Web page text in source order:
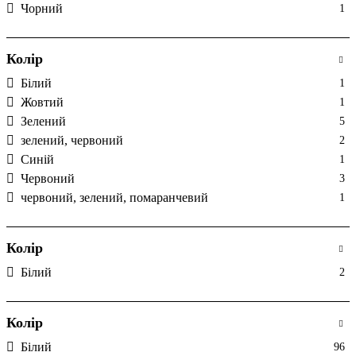
310 х 427 х 151 1
310 х 552 х 151 1
310 х 677 х 151 1
335 х 615 х 90
348 х 505 х 95
348 х 630 х 95
348 х 755 х 95 1
348 х 880 х 94,5 2
352 х 293 х 98 2
352 х 418 х 98 2
352 х 543 х 98 2
Чорний 1
Колір
Білий 1
Жовтий 1
Зелений 5
зелений, червоний 2
Синій 1
Червоний 3
червоний, зелений, помаранчевий 1
Колір
Білий 2
Колір
Білий 96